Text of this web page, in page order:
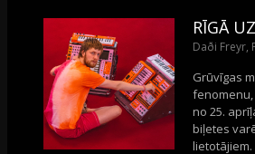
RĪGĀ
Daði Freyr,
Grūvīgas
fenomenu,
no 25.
biļetes
lietotājiem.